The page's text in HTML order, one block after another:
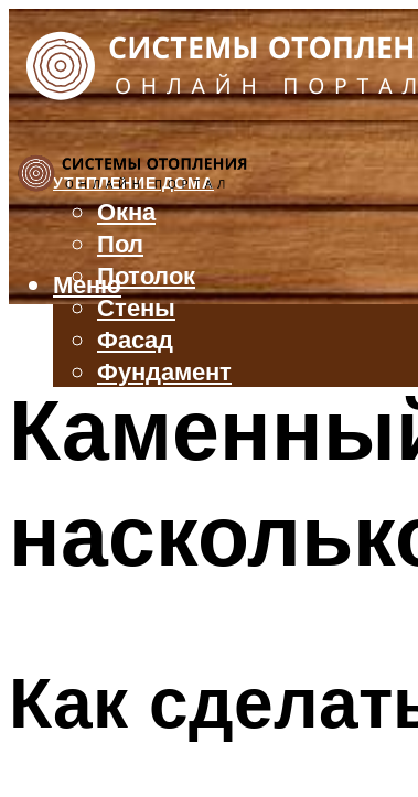
УТЕПЛЕНИЕ ДОМА
Окна
Пол
Потолок
Стены
Фасад
Фундамент
БАЛКОН И ЛОДЖИЯ
КРЫША
Меню
Меню
Как